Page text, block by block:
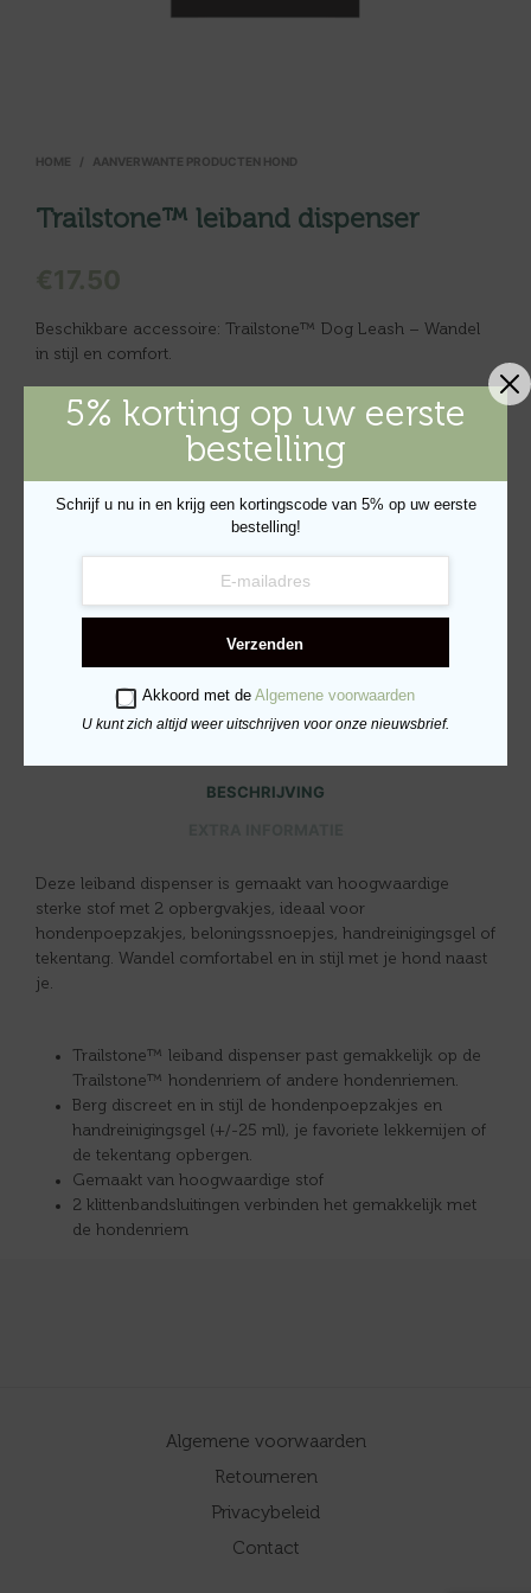
HOME / AANVERWANTE PRODUCTEN HOND
Trailstone™ leiband dispenser
€17.50
Beschikbare accessoire: Trailstone™ Dog Leash – Wandel
in stijl en comfort.
UITVERKOCHT
TOEVOEGEN AAN VERLANGLIJST
AANVERWANTE PRODUCTEN HOND
BESCHRIJVING
Deze leiband dispenser is gemaakt van hoogwaardige
sterke stof met 2 opbergvakjes, ideaal voor
hondenpoepzakjes, beloningssnoepjes, handreinigingsgel of
tekentang. Wandel comfortabel en in stijl met je hond naast
je.
Trailstone™ leiband dispenser past gemakkelijk op de
Trailstone™ hondenriem of andere hondenriemen.
Berg discreet en in stijl de hondenpoepzakjes en
handreinigingsgel (+/-25 ml), je favoriete lekkernijen of
de tekentang opbergen.
Gemaakt van hoogwaardige stof
2 klittenbandsluitingen verbinden het gemakkelijk met
de hondenriem
Algemene voorwaarden
Retourneren
Privacybeleid
Contact
5% korting op uw eerste
bestelling
Schrijf u nu in en krijg een kortingscode van 5% op uw eerste
bestelling!
Verzenden
Akkoord met deAlgemene voorwaarden
U kunt zich altijd weer uitschrijven voor onze nieuwsbrief.